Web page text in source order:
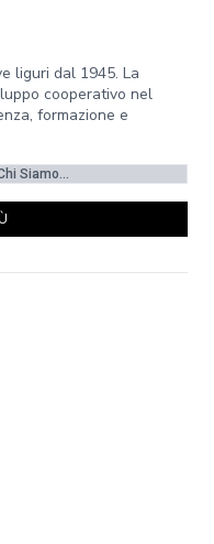
liguri dal 1945. La
cooperativo nel
formazione e
Siamo...